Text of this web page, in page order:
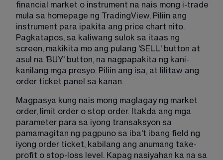
financial market o instrument na nais mong i-trade
mula sa homepage ng TradingView. Piliin ang
instrument para ipakita ang price chart nito.
Pagkatapos, sa kaliwang sulok sa itaas ng
screen, makikita mo ang pulang 'SELL' button at
asul na 'BUY' button, na nagpapakita ng kani-
kanilang mga presyo. Piliin ang isa, at lilitaw ang
order ticket panel sa kanan.
Magpasya kung nais mong maglagay ng market
order, limit order o stop order. Itakda ang mga
parameter para sa iyong transaksyon sa
pamamagitan ng pagpuno sa iba't ibang field ng
iyong order ticket, kabilang ang anumang take-
profit o stop-loss level. Kapag nasiyahan ka na sa